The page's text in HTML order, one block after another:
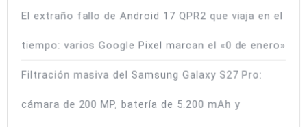
El extraño fallo de Android 17 QPR2 que viaja en el
tiempo: varios Google Pixel marcan el «0 de enero»
Filtración masiva del Samsung Galaxy S27 Pro:
cámara de 200 MP, batería de 5.200 mAh y